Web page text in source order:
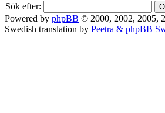
Sök efter:
Powered by phpBB © 2000, 2002, 2005,
Swedish translation by Peetra & phpBB